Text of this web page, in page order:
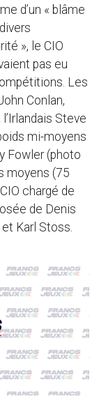
d’un « blâme
», le CIO
pas eu
Les
Conlan,
Steve
mi-moyens
Fowler (photo
moyens (75
chargé de
de Denis
Karl Stoss.